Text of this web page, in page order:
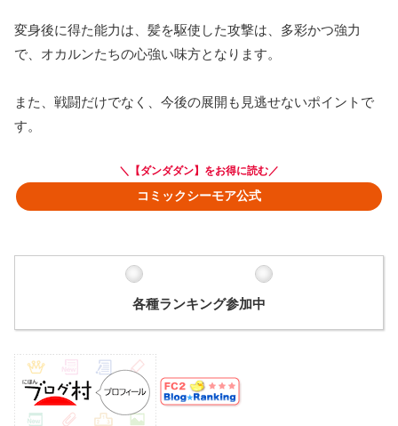
変身後に得た能力は、髪を駆使した攻撃は、多彩かつ強力
で、オカルンたちの心強い味方となります。
また、戦闘だけでなく、今後の展開も見逃せないポイントで
す。
＼【ダンダダン】をお得に読む／
コミックシーモア公式
各種ランキング参加中